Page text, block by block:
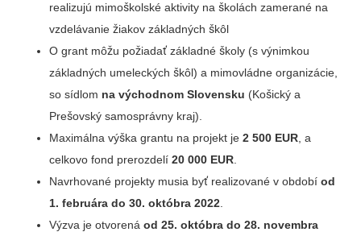
realizujú mimoškolské aktivity na školách zamerané na
vzdelávanie žiakov základných škôl
O grant môžu požiadať základné školy (s výnimkou
základných umeleckých škôl) a mimovládne organizácie,
so sídlom na východnom Slovensku (Košický a
Prešovský samosprávny kraj).
Maximálna výška grantu na projekt je2 500 EUR, a
celkovo fond prerozdelí20 000 EUR.
Navrhované projekty musia byť realizované v obdobíod
1. februára do 30. októbra 2022.
Výzva je otvorenáod 25. októbra do 28. novembra